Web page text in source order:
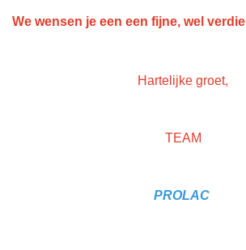
Gesloten verfsysteem waarbij het gebruik
We wensen je een een fijne, wel
Hartelijke groet,
TEAM
PROLAC